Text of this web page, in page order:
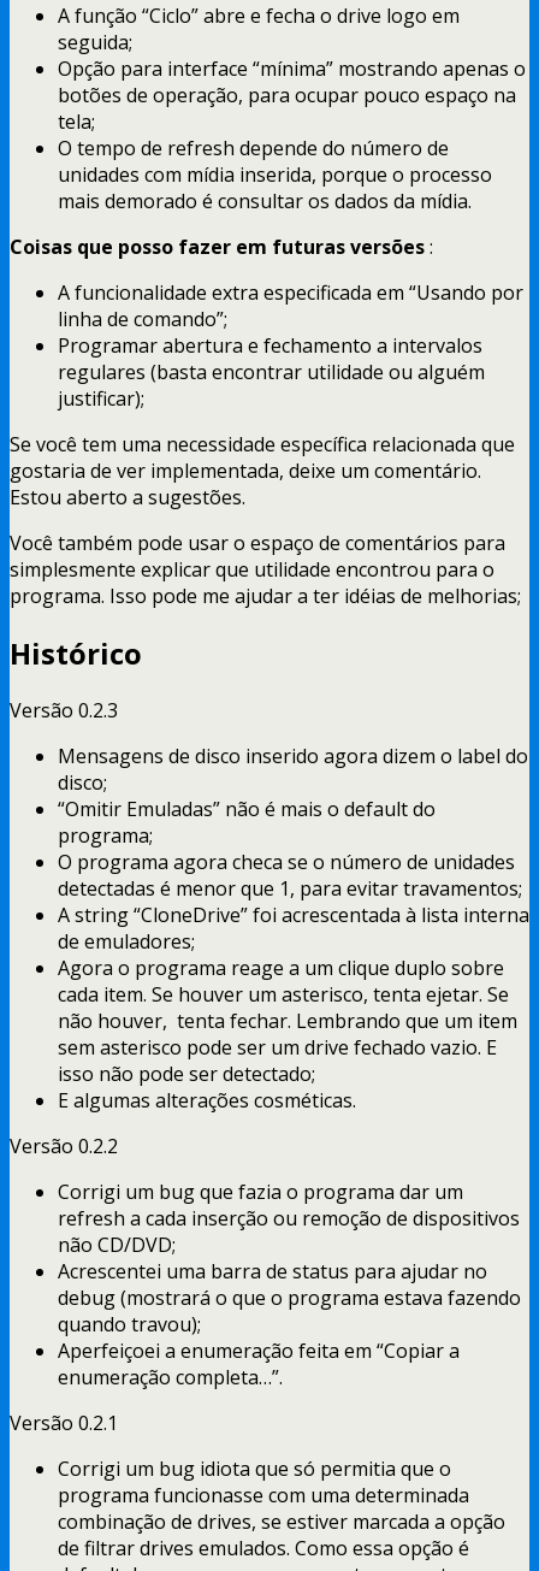
A função “Ciclo” abre e fecha o drive logo em
seguida;
Opção para interface “mínima” mostrando apenas o
botões de operação, para ocupar pouco espaço na
tela;
O tempo de refresh depende do número de
unidades com mídia inserida, porque o processo
mais demorado é consultar os dados da mídia.
Coisas que posso fazer em futuras versões:
A funcionalidade extra especificada em “Usando por
linha de comando”;
Programar abertura e fechamento a intervalos
regulares (basta encontrar utilidade ou alguém
justificar);
Se você tem uma necessidade específica relacionada que
gostaria de ver implementada, deixe um comentário.
Estou aberto a sugestões.
Você também pode usar o espaço de comentários para
simplesmente explicar que utilidade encontrou para o
programa. Isso pode me ajudar a ter idéias de melhorias;
Histórico
Versão 0.2.3
Mensagens de disco inserido agora dizem o label do
disco;
“Omitir Emuladas” não é mais o default do
programa;
O programa agora checa se o número de unidades
detectadas é menor que 1, para evitar travamentos;
A string “CloneDrive” foi acrescentada à lista interna
de emuladores;
Agora o programa reage a um clique duplo sobre
cada item. Se houver um asterisco, tenta ejetar. Se
não houver, tenta fechar. Lembrando que um item
sem asterisco pode ser um drive fechado vazio. E
isso não pode ser detectado;
E algumas alterações cosméticas.
Versão 0.2.2
Corrigi um bug que fazia o programa dar um
refresh a cada inserção ou remoção de dispositivos
não CD/DVD;
Acrescentei uma barra de status para ajudar no
debug (mostrará o que o programa estava fazendo
quando travou);
Aperfeiçoei a enumeração feita em “Copiar a
enumeração completa…”.
Versão 0.2.1
Corrigi um bug idiota que só permitia que o
programa funcionasse com uma determinada
combinação de drives, se estiver marcada a opção
de filtrar drives emulados. Como essa opção é